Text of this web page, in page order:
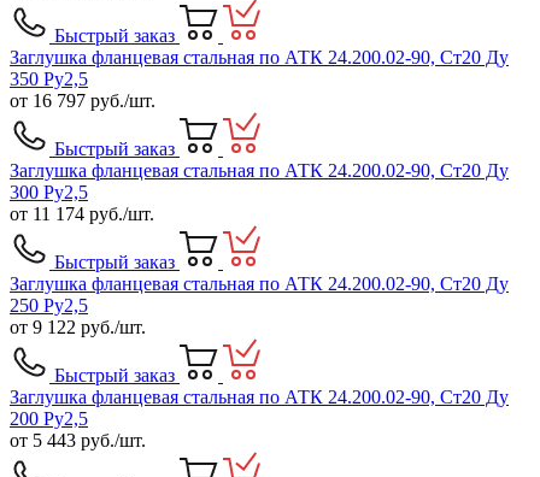
Быстрый заказ
Заглушка фланцевая стальная по АТК 24.200.02-90, Ст20 Ду
350 Ру2,5
от 16 797 руб./шт.
Быстрый заказ
Заглушка фланцевая стальная по АТК 24.200.02-90, Ст20 Ду
300 Ру2,5
от 11 174 руб./шт.
Быстрый заказ
Заглушка фланцевая стальная по АТК 24.200.02-90, Ст20 Ду
250 Ру2,5
от 9 122 руб./шт.
Быстрый заказ
Заглушка фланцевая стальная по АТК 24.200.02-90, Ст20 Ду
200 Ру2,5
от 5 443 руб./шт.